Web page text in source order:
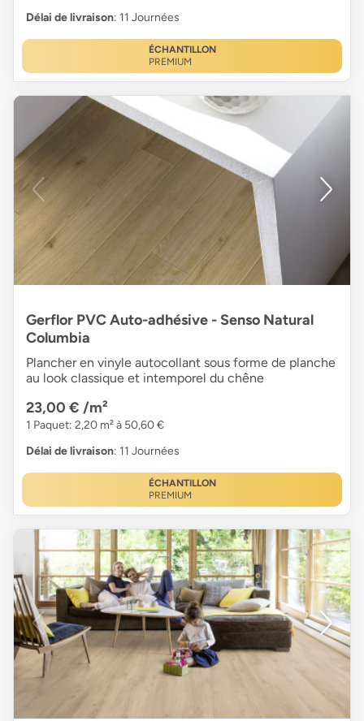
Délai de livraison: 11 Journées
ÉCHANTILLON
PREMIUM
Gerflor PVC Auto-adhésive - Senso Natural
Columbia
Plancher en vinyle autocollant sous forme de planche
au look classique et intemporel du chêne
23,00 € /m²
1 Paquet: 2,20 m² à 50,60 €
Délai de livraison: 11 Journées
ÉCHANTILLON
PREMIUM